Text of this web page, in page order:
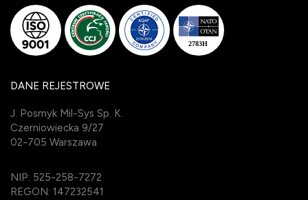
DANE REJESTROWE
J. Posmyk Mil-Sys Sp. K.
Czerniowiecka 9/27
02-705 Warszawa
NIP: 525-258-7272
REGON: 147232541